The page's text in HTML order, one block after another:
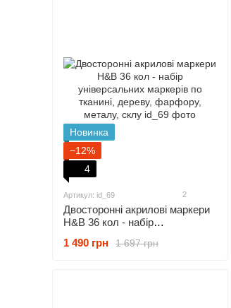
Новинка
−12%
4
Артикул: id_69 2
Двосторонні акрилові маркери
H&B 36 кол - набір
тканині, дереву, фарфору,
1 697 грн
1 490 грн